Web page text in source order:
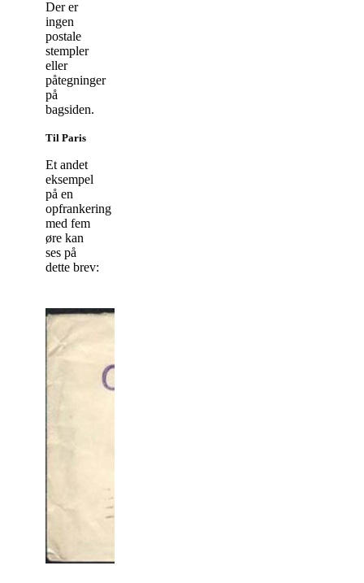
Der er
ingen
postale
stempler
eller
påtegninger
på
bagsiden.
Til Paris
Et andet
eksempel
på en
opfrankering
med fem
øre kan
ses på
dette brev: